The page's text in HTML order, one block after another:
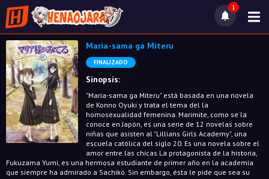
1
Maria-sama ga Miteru
FINALIZADO
Sinopsis:
"Maria-sama ga Miteru" está basada en una novela
de Konno Oyuki y trata el tema del la
homosexualidad femenina. Marimite, como se la
conoce en Japón, es una serie de 12 novelas sobre
niñas que asisten al "Lillians Girls Academy", una
escuela católica del siglo 20. Es una novela sobre el
amor entre las chicas.La protagonista de la historia,
Fukuzama Yumi, es una hermosa estudiante de primer año en la academia
que siempre ha admirado a Sachiko. Sin embargo, ésta le pide que sea su